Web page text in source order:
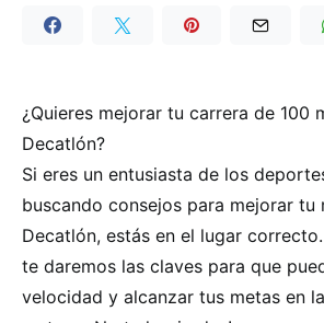
¿Quieres mejorar tu carrera de 100
Decatlón?
Si eres un entusiasta de los
buscando consejos para mejorar tu
Decatlón, estás en el lugar
te daremos las claves para que
velocidad y alcanzar tus metas en